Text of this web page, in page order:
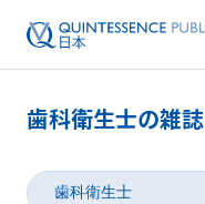
歯科衛生士の雑誌